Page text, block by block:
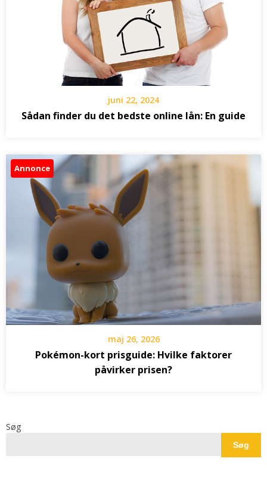
juni 22, 2024
Sådan finder du det bedste online lån: En guide
Annonce
maj 26, 2026
Pokémon-kort prisguide: Hvilke faktorer
påvirker prisen?
Søg
Søg